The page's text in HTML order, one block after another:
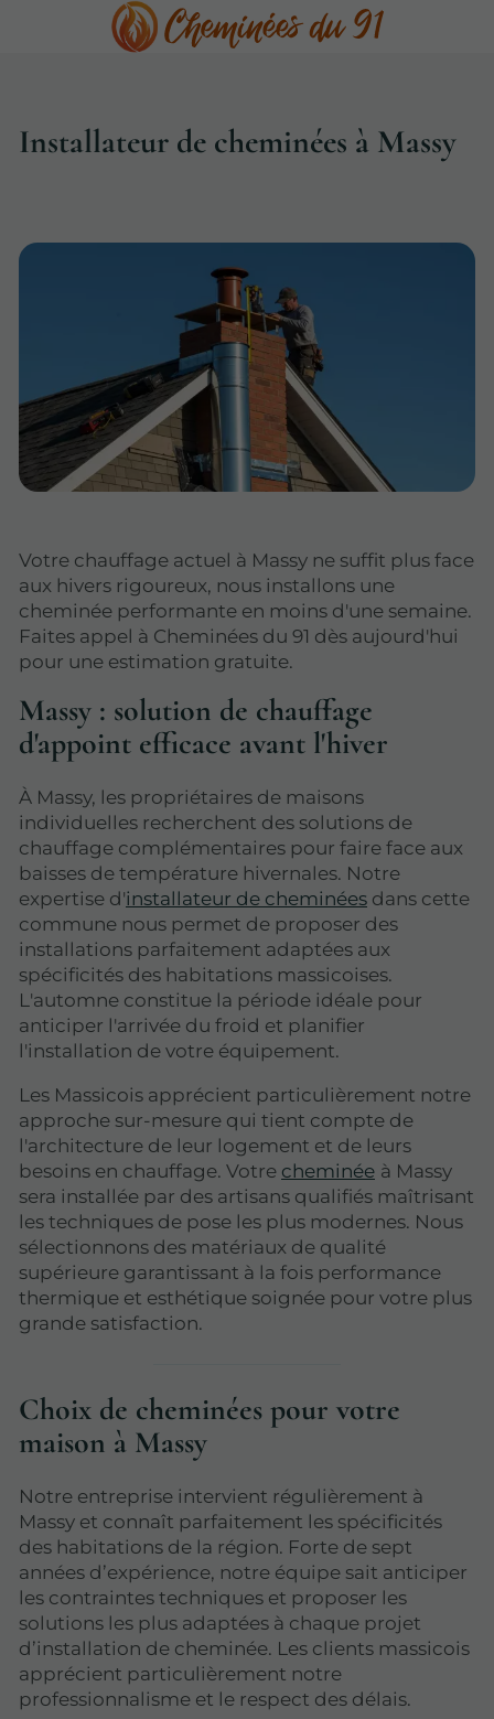
Installateur de cheminées à Massy
Votre chauffage actuel à Massy ne suffit plus face
aux hivers rigoureux, nous installons une
cheminée performante en moins d'une semaine.
Faites appel à Cheminées du 91 dès aujourd'hui
pour une estimation gratuite.
Massy : solution de chauffage
d'appoint efficace avant l'hiver
À Massy, les propriétaires de maisons
individuelles recherchent des solutions de
chauffage complémentaires pour faire face aux
baisses de température hivernales. Notre
expertise d'installateur de cheminées dans cette
commune nous permet de proposer des
installations parfaitement adaptées aux
spécificités des habitations massicoises.
L'automne constitue la période idéale pour
anticiper l'arrivée du froid et planifier
l'installation de votre équipement.
Les Massicois apprécient particulièrement notre
approche sur-mesure qui tient compte de
l'architecture de leur logement et de leurs
besoins en chauffage. Votre cheminée à Massy
sera installée par des artisans qualifiés maîtrisant
les techniques de pose les plus modernes. Nous
sélectionnons des matériaux de qualité
supérieure garantissant à la fois performance
thermique et esthétique soignée pour votre plus
grande satisfaction.
Choix de cheminées pour votre
maison à Massy
Notre entreprise intervient régulièrement à
Massy et connaît parfaitement les spécificités
des habitations de la région. Forte de sept
années d’expérience, notre équipe sait anticiper
les contraintes techniques et proposer les
solutions les plus adaptées à chaque projet
d’installation de cheminée. Les clients massicois
apprécient particulièrement notre
professionnalisme et le respect des délais.